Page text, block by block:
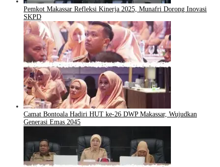
Pemkot Makassar Refleksi Kinerja 2025, Munafri Dorong Inovasi
SKPD
Camat Bontoala Hadiri HUT ke-26 DWP Makassar, Wujudkan
Generasi Emas 2045